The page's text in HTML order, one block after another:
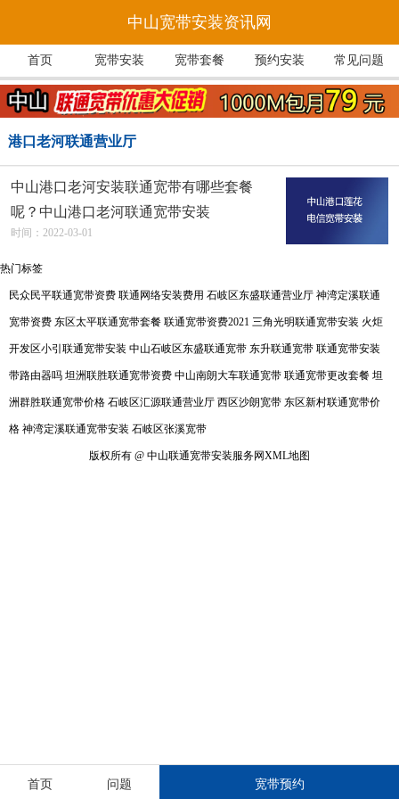
中山宽带安装资讯网
首页 宽带安装 宽带套餐 预约安装 常见问题
港口老河联通营业厅
中山港口老河安装联通宽带有哪些套餐
呢？中山港口老河联通宽带安装
时间：2022-03-01
热门标签
民众民平联通宽带资费 联通网络安装费用 石岐区东盛联通营业厅 神湾定溪联通
宽带资费 东区太平联通宽带套餐 联通宽带资费2021 三角光明联通宽带安装 火炬
开发区小引联通宽带安装 中山石岐区东盛联通宽带 东升联通宽带 联通宽带安装
带路由器吗 坦洲联胜联通宽带资费 中山南朗大车联通宽带 联通宽带更改套餐 坦
洲群胜联通宽带价格 石岐区汇源联通营业厅 西区沙朗宽带 东区新村联通宽带价
格 神湾定溪联通宽带安装 石岐区张溪宽带
版权所有 @ 中山联通宽带安装服务网XML地图
首页 问题 宽带预约